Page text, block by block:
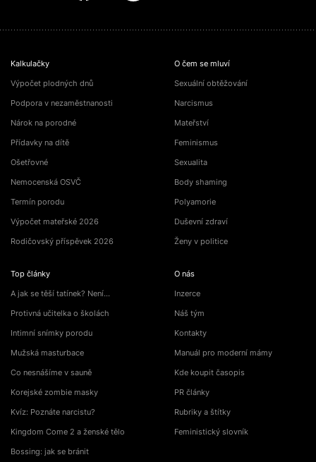
Kalkulačky
Výpočet plodných dnů
Podpora v nezaměstnanosti
Nárok na porodné
Přídavky na dítě
Ošetřovné
Nemocenská OSVČ
Termín porodu
Výpočet mateřské 2026
Rodičovský příspěvek 2026
Top články
A jak se těší tatínek? Není…
Protivná učitelka o školách
Intimní snímky porodu
Mužská masturbace
Co nesnášíme v sauně
Korejské zombie masky
Kvíz: Poznáte narcistu?
Kingdom Come 2 a ženské tělo
Bossing: jak se bránit
O čem se mluví
Sexuální obtěžování
Narcismus
Mateřství
Feminismus
Sexualita
Body shaming
Polyamorie
Duševní zdraví
Ženy v politice
O nás
Inzerce
Náš tým
Kontakty
Manuál pro moderní mámy
Kde koupit časopis
PR články
Rubriky a štítky
Feministický slovník